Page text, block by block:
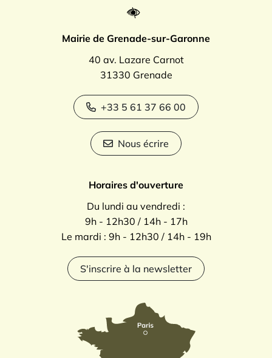
Mairie de Grenade-sur-Garonne
40 av. Lazare Carnot
31330 Grenade
+33 5 61 37 66 00
Nous écrire
Horaires d'ouverture
Du lundi au vendredi :
9h - 12h30 / 14h - 17h
Le mardi : 9h - 12h30 / 14h - 19h
S'inscrire à la newsletter